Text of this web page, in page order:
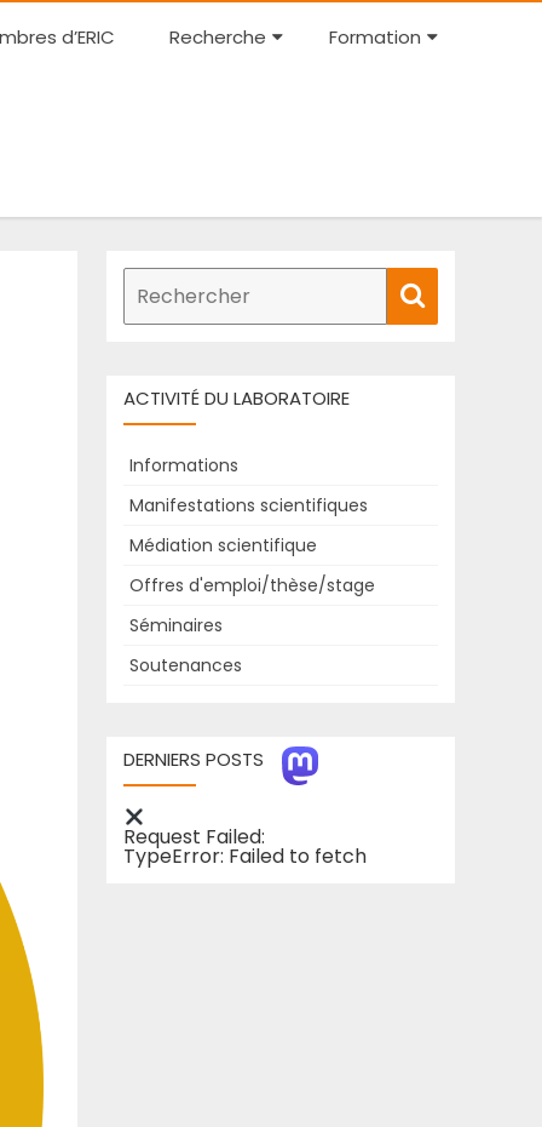
to
d’ERIC Recherche Formation
de
ACTIVITÉ DU LABORATOIRE
Informations
Manifestations scientifiques
Médiation scientifique
Offres d'emploi/thèse/stage
Séminaires
Soutenances
DERNIERS POSTS
Request Failed:
TypeError: Failed to fetch